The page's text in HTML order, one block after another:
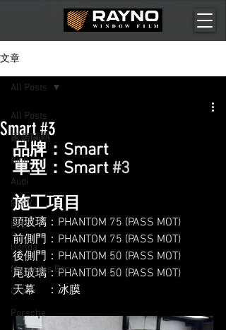
文章
All Posts
家居隔熱
Aion
Audi
BMW
BYD
Honda
Mercedes Benz
Ora
Porsche
All Posts
Smart #3
品牌：Smart
車型：Smart #3
施工項目
頭玻璃：PHANTOM 75 (PASS MOT)
前側門：PHANTOM 75 (PASS MOT)
後側門：PHANTOM 50 (PASS MOT)
尾玻璃：PHANTOM 50 (PASS MOT)
天幕    ：冰膜